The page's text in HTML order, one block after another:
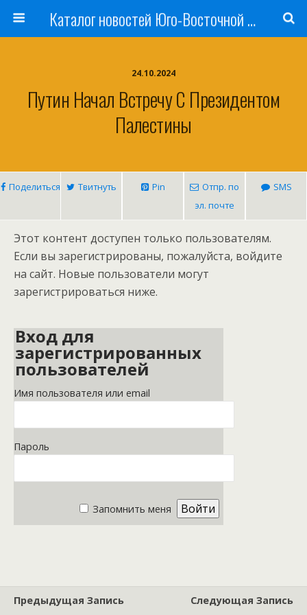
Каталог новостей Юго-Восточной Азии, Австралии и Океании
24.10.2024
Путин Начал Встречу С Президентом
Палестины
Поделиться Твитнуть Pin
Отпр. по
эл. почте
SMS
Этот контент доступен только пользователям.
Если вы зарегистрированы, пожалуйста, войдите
на сайт. Новые пользователи могут
зарегистрироваться ниже.
Вход для
зарегистрированных
пользователей
Имя пользователя или email
Пароль
Запомнить меня
Предыдущая Запись
Следующая Запись